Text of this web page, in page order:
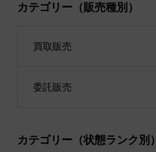
カテゴリー（販売種別）
買取販売
委託販売
カテゴリー（状態ランク別）